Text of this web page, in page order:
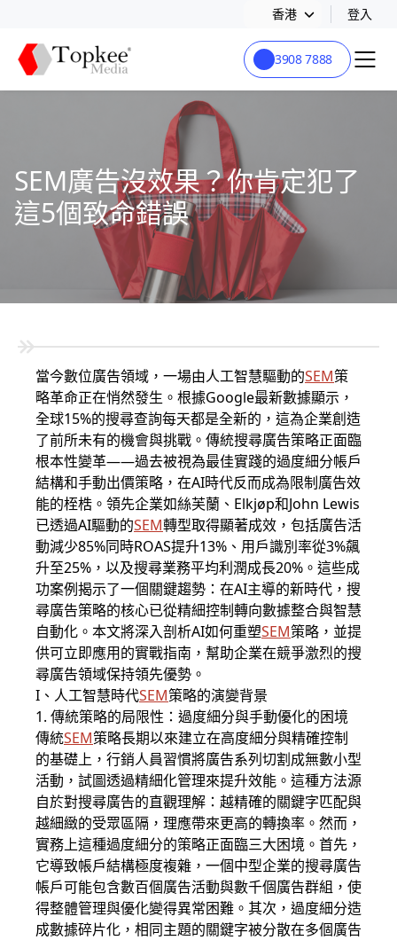
香港 登入
3908 7888
SEM廣告沒效果？你肯定犯了
這5個致命錯誤
當今數位廣告領域，一場由人工智慧驅動的SEM策
略革命正在悄然發生。根據Google最新數據顯示，
全球15%的搜尋查詢每天都是全新的，這為企業創造
了前所未有的機會與挑戰。傳統搜尋廣告策略正面臨
根本性變革——過去被視為最佳實踐的過度細分帳戶
結構和手動出價策略，在AI時代反而成為限制廣告效
能的桎梏。領先企業如絲芙蘭、Elkjøp和John Lewis
已透過AI驅動的SEM轉型取得顯著成效，包括廣告活
動減少85%同時ROAS提升13%、用戶識別率從3%飆
升至25%，以及搜尋業務平均利潤成長20%。這些成
功案例揭示了一個關鍵趨勢：在AI主導的新時代，搜
尋廣告策略的核心已從精細控制轉向數據整合與智慧
自動化。本文將深入剖析AI如何重塑SEM策略，並提
供可立即應用的實戰指南，幫助企業在競爭激烈的搜
尋廣告領域保持領先優勢。
I、人工智慧時代SEM策略的演變背景
1. 傳統策略的局限性：過度細分與手動優化的困境
傳統SEM策略長期以來建立在高度細分與精確控制
的基礎上，行銷人員習慣將廣告系列切割成無數小型
活動，試圖透過精細化管理來提升效能。這種方法源
自於對搜尋廣告的直觀理解：越精確的關鍵字匹配與
越細緻的受眾區隔，理應帶來更高的轉換率。然而，
實務上這種過度細分的策略正面臨三大困境。首先，
它導致帳戶結構極度複雜，一個中型企業的搜尋廣告
帳戶可能包含數百個廣告活動與數千個廣告群組，使
得整體管理與優化變得異常困難。其次，過度細分造
成數據碎片化，相同主題的關鍵字被分散在多個廣告